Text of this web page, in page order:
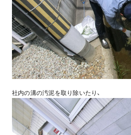
社内の溝の汚泥を取り除いたり、